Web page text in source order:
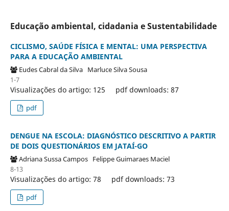
Educação ambiental, cidadania e Sustentabilidade
CICLISMO, SAÚDE FÍSICA E MENTAL: UMA PERSPECTIVA
PARA A EDUCAÇÃO AMBIENTAL
Eudes Cabral da Silva Marluce Silva Sousa
1-7
Visualizações do artigo: 125 pdf downloads: 87
pdf
DENGUE NA ESCOLA: DIAGNÓSTICO DESCRITIVO A PARTIR
DE DOIS QUESTIONÁRIOS EM JATAÍ-GO
Adriana Sussa Campos Felippe Guimaraes Maciel
8-13
Visualizações do artigo: 78 pdf downloads: 73
pdf